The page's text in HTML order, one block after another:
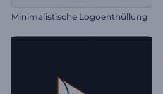
Minimalistische Logoenthüllung